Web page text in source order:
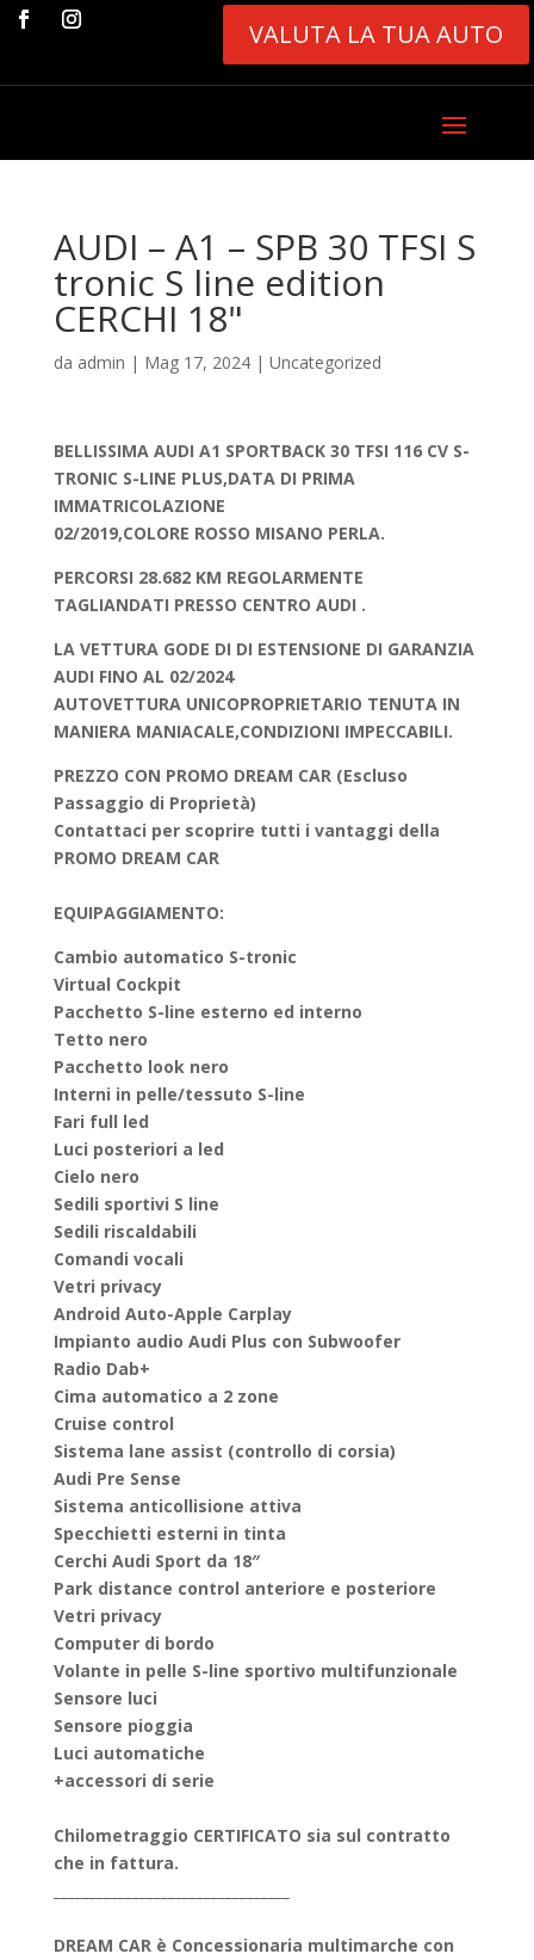
VALUTA LA TUA AUTO
AUDI – A1 – SPB 30 TFSI S
tronic S line edition
CERCHI 18"
da admin | Mag 17, 2024| Uncategorized
BELLISSIMA AUDI A1 SPORTBACK 30 TFSI 116 CV S-
TRONIC S-LINE PLUS,DATA DI PRIMA
IMMATRICOLAZIONE
02/2019,COLORE ROSSO MISANO PERLA.
PERCORSI 28.682 KM REGOLARMENTE
TAGLIANDATI PRESSO CENTRO AUDI .
LA VETTURA GODE DI DI ESTENSIONE DI GARANZIA
AUDI FINO AL 02/2024
AUTOVETTURA UNICOPROPRIETARIO TENUTA IN
MANIERA MANIACALE,CONDIZIONI IMPECCABILI.
PREZZO CON PROMO DREAM CAR (Escluso
Passaggio di Proprietà)
Contattaci per scoprire tutti i vantaggi della
PROMO DREAM CAR
EQUIPAGGIAMENTO:
Cambio automatico S-tronic
Virtual Cockpit
Pacchetto S-line esterno ed interno
Tetto nero
Pacchetto look nero
Interni in pelle/tessuto S-line
Fari full led
Luci posteriori a led
Cielo nero
Sedili sportivi S line
Sedili riscaldabili
Comandi vocali
Vetri privacy
Android Auto-Apple Carplay
Impianto audio Audi Plus con Subwoofer
Radio Dab+
Cima automatico a 2 zone
Cruise control
Sistema lane assist (controllo di corsia)
Audi Pre Sense
Sistema anticollisione attiva
Specchietti esterni in tinta
Cerchi Audi Sport da 18″
Park distance control anteriore e posteriore
Vetri privacy
Computer di bordo
Volante in pelle S-line sportivo multifunzionale
Sensore luci
Sensore pioggia
Luci automatiche
+accessori di serie
Chilometraggio CERTIFICATO sia sul contratto
che in fattura.
DREAM CAR è Concessionaria multimarche con